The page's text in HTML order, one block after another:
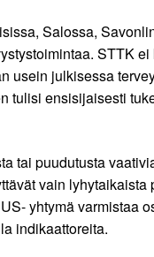
Salossa,
STTK
julkisessa
tulisi ensisijaisesti
tai puudutusta
vain
yhtymä
indikaattoreita.